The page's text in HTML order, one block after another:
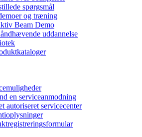
spørgsmål
og træning
Beam Demo
uddannelse
en serviceanmodning
autoriseret servicecenter